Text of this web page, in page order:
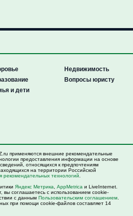
и дети
Недвижимость
Вопросы юристу
применяются внешние рекомендательные
предоставления информации на основе
относящихся к предпочтениям
на территории Российской
рекомендательных технологий
Яндекс Метрика AppMetrica и LiveInternet.
вы соглашаетесь с использованием cookie-
с данным Пользовательским соглашением
при помощи cookie-файлов составляет 14